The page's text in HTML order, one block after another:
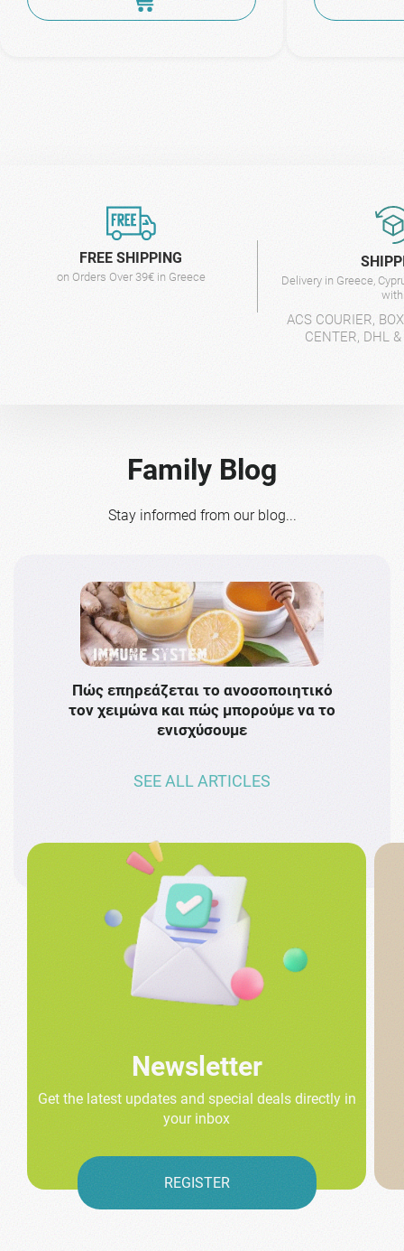
FREE SHIPPING
on Orders Over 39€ in Greece
Delivery in Greece,
ACS COURIER,
CENTER, DHL
Family Blog
Stay informed from our blog...
Πώς επηρεάζεται το ανοσοποιητικό
τον χειμώνα και πώς μπορούμε να το
ενισχύσουμε
SEE ALL ARTICLES
Newsletter
Get the latest updates and special deals directly in
your inbox
REGISTER